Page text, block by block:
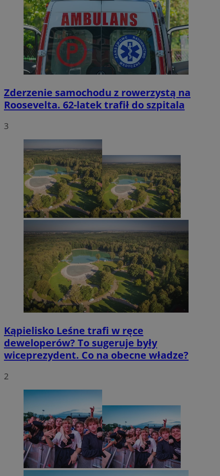
Zderzenie samochodu z rowerzystą na
Roosevelta. 62-latek trafił do szpitala
3
Kąpielisko Leśne trafi w ręce
deweloperów? To sugeruje były
wiceprezydent. Co na obecne władze?
2